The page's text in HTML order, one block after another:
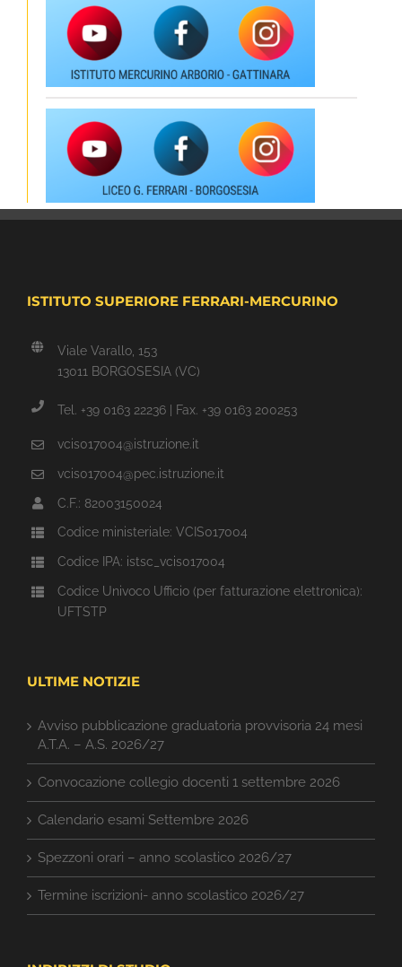
ISTITUTO SUPERIORE FERRARI-MERCURINO
Viale Varallo, 153
13011 BORGOSESIA (VC)
Tel. +39 0163 22236 | Fax. +39 0163 200253
vcis017004@istruzione.it
vcis017004@pec.istruzione.it
C.F.: 82003150024
Codice ministeriale: VCIS017004
Codice IPA: istsc_vcis017004
Codice Univoco Ufficio (per fatturazione elettronica):
UFTSTP
ULTIME NOTIZIE
Avviso pubblicazione graduatoria provvisoria 24 mesi
A.T.A. – A.S. 2026/27
Convocazione collegio docenti 1 settembre 2026
Calendario esami Settembre 2026
Spezzoni orari – anno scolastico 2026/27
Termine iscrizioni- anno scolastico 2026/27